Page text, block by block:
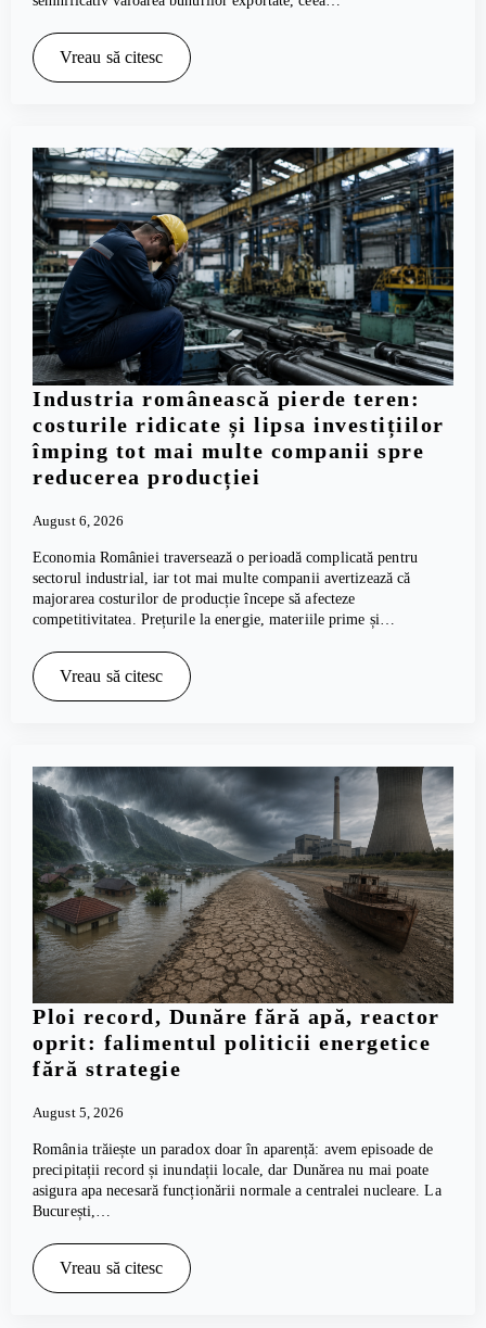
Vreau să citesc
Industria românească pierde teren:
costurile ridicate și lipsa investițiilor
împing tot mai multe companii spre
reducerea producției
August 6, 2026
Economia României traversează o perioadă complicată pentru
sectorul industrial, iar tot mai multe companii avertizează că
majorarea costurilor de producție începe să afecteze
competitivitatea. Prețurile la energie, materiile prime și…
Vreau să citesc
Ploi record, Dunăre fără apă, reactor
oprit: falimentul politicii energetice
fără strategie
August 5, 2026
România trăiește un paradox doar în aparență: avem episoade de
precipitații record și inundații locale, dar Dunărea nu mai poate
asigura apa necesară funcționării normale a centralei nucleare. La
București,…
Vreau să citesc